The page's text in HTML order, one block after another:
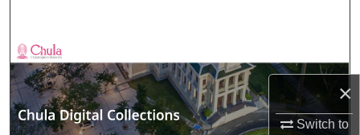
×
Switch to
Browse Collections
My Account